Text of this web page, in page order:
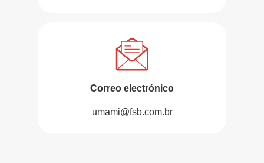
Correo electrónico
umami@fsb.com.br